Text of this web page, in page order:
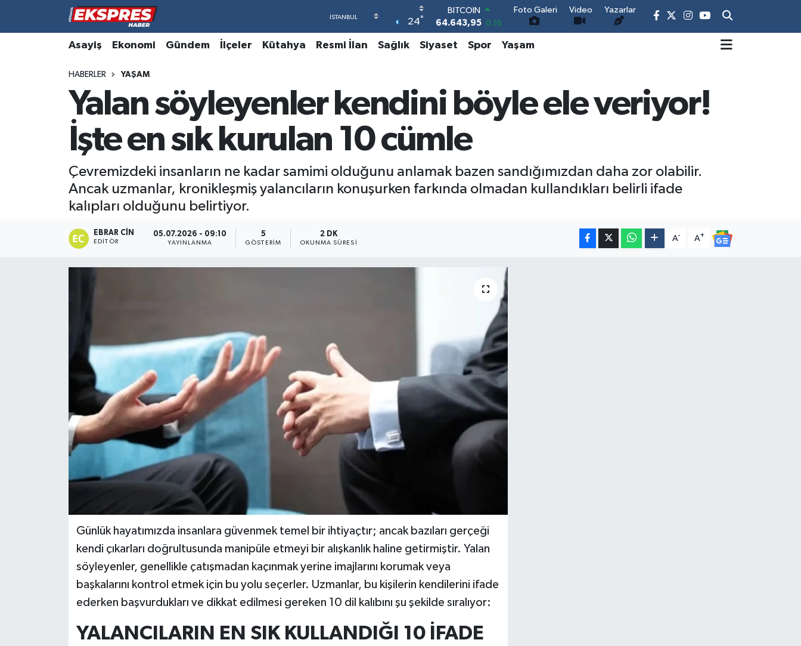
24°
DOLAR
47,6704 0
EURO
55,0406 -0.08
6500.87 0.12
BİST100
BITCOIN
64.643,95
Foto Galeri Video Yazarlar
Asayiş Ekonomi Gündem İlçeler Kütahya Resmi İlan Sağlık Siyaset Spor Yaşam
HABERLER YAŞAM
Yalan söyleyenler kendini böyle ele veriyor!
İşte en sık kurulan 10 cümle
Çevremizdeki insanların ne kadar samimi olduğunu anlamak bazen sandığımızdan daha zor olabilir.
Ancak uzmanlar, kronikleşmiş yalancıların konuşurken farkında olmadan kullandıkları belirli ifade
kalıpları olduğunu belirtiyor.
EBRAR CIN
EDITÖR
05.07.2026 - 09:10
YAYINLANMA
5
GÖSTERIM
2 DK
OKUNMA SÜRESI
A- A+
Günlük hayatımızda insanlara güvenmek temel bir ihtiyaçtır; ancak bazıları gerçeği
kendi çıkarları doğrultusunda manipüle etmeyi bir alışkanlık haline getirmiştir. Yalan
söyleyenler, genellikle çatışmadan kaçınmak yerine imajlarını korumak veya
başkalarını kontrol etmek için bu yolu seçerler. Uzmanlar, bu kişilerin kendilerini ifade
ederken başvurdukları ve dikkat edilmesi gereken 10 dil kalıbını şu şekilde sıralıyor:
YALANCILARIN EN SIK KULLANDIĞI 10 İFADE
Altıntaş
Aslanapa
Biyografiler
Domaniç
Foto Galeri
Köşe Yazıları
Hava Durumu
Trafik Durumu
Süper Lig Puan Durumu ve Fikstür
Tüm Manşetler
Son Dakika Haberleri